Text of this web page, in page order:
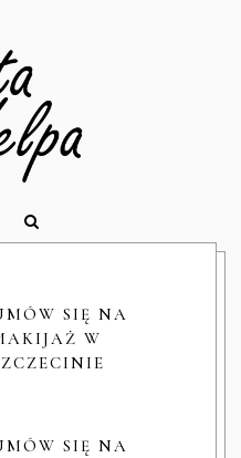
SIĘ NA
W
SIĘ NA